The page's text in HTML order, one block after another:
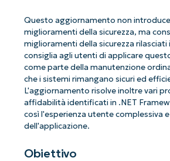
Questo aggiornamento non
miglioramenti della sicurezza, ma
miglioramenti della sicurezza rilasciati
consiglia agli utenti di applicare
come parte della manutenzione
che i sistemi rimangano sicuri ed
L'aggiornamento risolve inoltre vari
affidabilità identificati in .NET
così l'esperienza utente complessiva
dell'applicazione.
Obiettivo